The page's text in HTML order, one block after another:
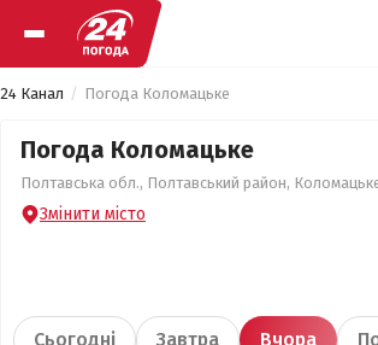
24 Канал Погода Коломацьке
Погода Коломацьке
Полтавська обл., Полтавський район,
Змінити місто
Сьогодні Завтра Вчора